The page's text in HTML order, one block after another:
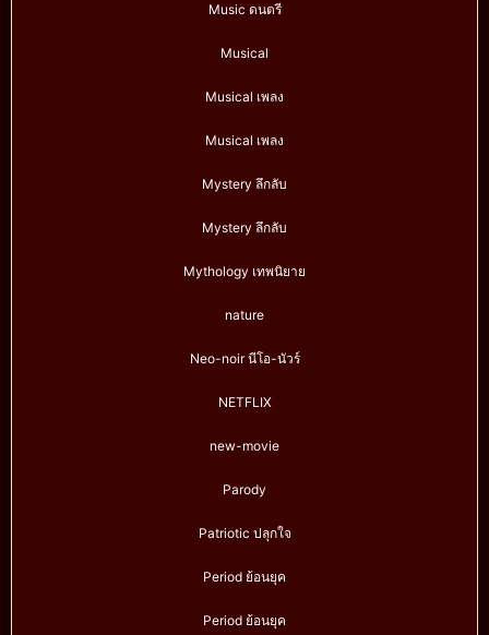
Music ดนตรี
Musical
Musical เพลง
Musical เพลง
Mystery ลึกลับ
Mystery ลึกลับ
Mythology เทพนิยาย
nature
Neo-noir นีโอ-นัวร์
NETFLIX
new-movie
Parody
Patriotic ปลุกใจ
Period ย้อนยุค
Period ย้อนยุค